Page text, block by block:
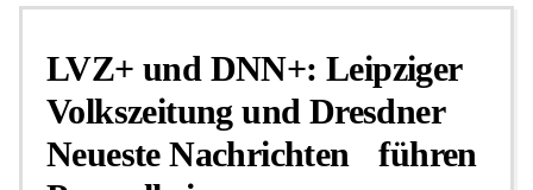
Personalien
Hintergrund
LVZ+ und DNN+: Leipziger
Volkszeitung und Dresdner
Neueste Nachrichten führen